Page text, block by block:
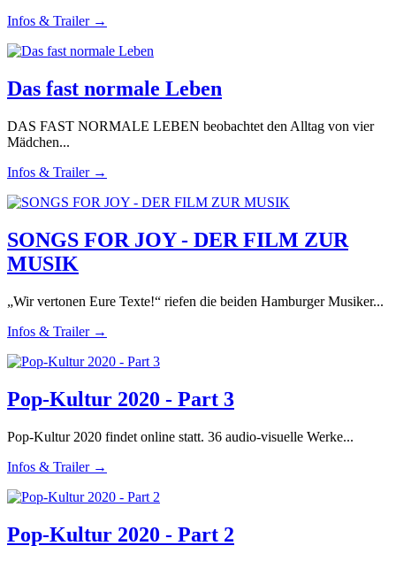
Infos & Trailer →
Das fast normale Leben
DAS FAST NORMALE LEBEN beobachtet den Alltag von vier
Mädchen...
Infos & Trailer →
SONGS FOR JOY - DER FILM ZUR
MUSIK
„Wir vertonen Eure Texte!“ riefen die beiden Hamburger Musiker...
Infos & Trailer →
Pop-Kultur 2020 - Part 3
Pop-Kultur 2020 findet online statt. 36 audio-visuelle Werke...
Infos & Trailer →
Pop-Kultur 2020 - Part 2